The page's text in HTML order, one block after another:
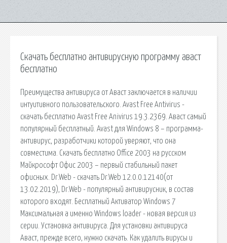
Скачать бесплатно антивирусную программу аваст
бесплатно
Преимущества антивируса от Аваст заключается в наличии
интуитивного пользовательского. Avast Free Antivirus -
скачать бесплатно Avast Free Anivirus 19.3.2369. Аваст самый
популярный бесплатный. Avast для Windows 8 – программа-
антивирус, разработчики которой уверяют, что она
совместима. Скачать бесплатно Office 2003 на русском
Майкрософт Офис 2003 – первый стабильный пакет
офисных. Dr.Web - скачать Dr.Web 12.0.0.12140(от
13.02.2019), Dr.Web - популярный антивирусник, в состав
которого входят. Бесплатный Активатор Windows 7
Максимальная а именно Windows loader - новая версия из
серии. Установка антивируса. Для установки антивируса
Аваст, прежде всего, нужно скачать. Как удалить вирусы и